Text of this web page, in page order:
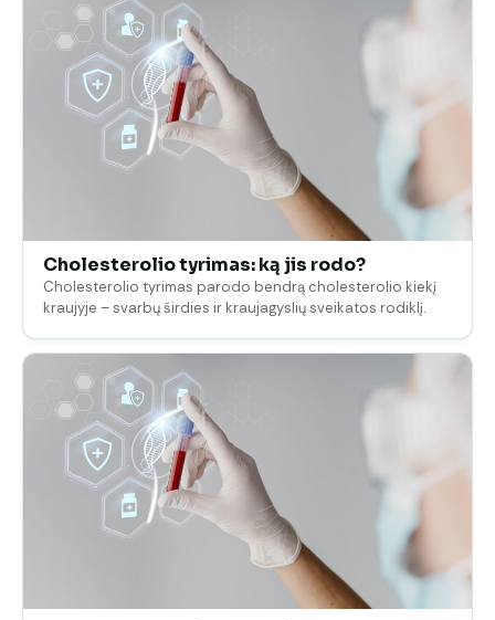
Cholesterolio tyrimas: ką jis rodo?
Cholesterolio tyrimas parodo bendrą cholesterolio kiekį
kraujyje – svarbų širdies ir kraujagyslių sveikatos rodiklį.